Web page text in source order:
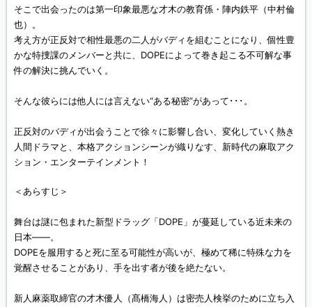
そこで出会ったのは第一印象最悪な才木の教育係・陣内鉄平（中村倫
也）。
考え方が正反対で相性最悪の二人がバディを組むことになり、個性豊
かな特捜課のメンバーと共に、DOPEによって巻き起こる不可解な事
件の解決に挑んでいく。
そんな彼らには他人には言えない“ある秘密”があって･･･。
正反対のバディが出会うことで徐々に影響し合い、変化していく熱き
人間ドラマと、本格アクションシーンが織りなす、新時代の麻取アク
ション・エンターテインメント！
＜あらすじ＞
舞台は謎に包まれた新型ドラッグ「DOPE」が蔓延している近未来の
日本――。
DOPEを服用すると死に至る可能性が高いが、極めて稀に特殊な力を
覚醒させることがあり、手を出す者が後を絶たない。
新人麻薬取締官の才木優人（髙橋海人）は密売人検挙のために立ち入